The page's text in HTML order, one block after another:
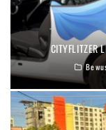
CITYFLITZER